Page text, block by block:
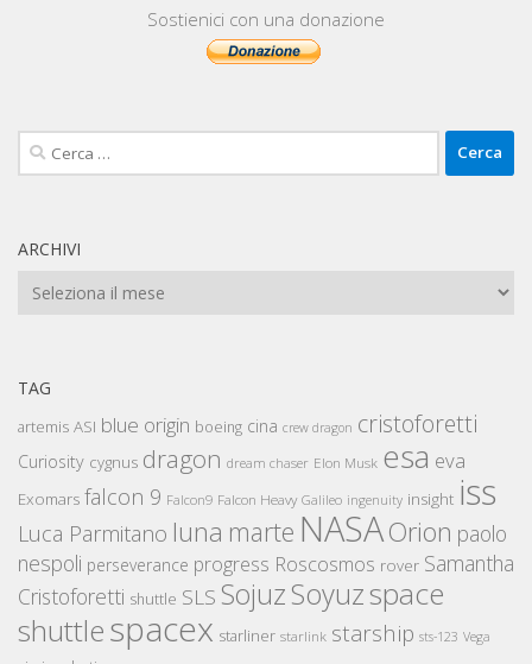
Sostienici con una donazione
Ricerca
per:
ARCHIVI
Archivi
TAG
artemis ASI blue origin boeing cina crew dragon cristoforetti
Curiosity cygnus dragon dream chaser Elon Musk esa eva
Exomars falcon 9 Falcon9 Falcon Heavy Galileo ingenuity insight iss
Luca Parmitano luna marte NASAOrion paolo
nespoli perseverance progress Roscosmos rover Samantha
Cristoforetti shuttle SLS SojuzSoyuzspace
shuttlespacex starliner starlink starship sts-123 Vega